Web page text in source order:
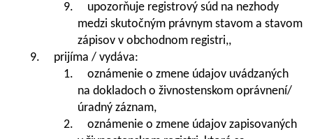
9. upozorňuje registrový súd na nezhody
medzi skutočným právnym stavom a stavom
zápisov v obchodnom registri,,
9. prijíma / vydáva:
1. oznámenie o zmene údajov uvádzaných
na dokladoch o živnostenskom oprávnení/
úradný záznam,
2. oznámenie o zmene údajov zapisovaných